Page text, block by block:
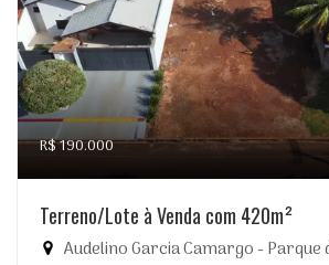
R$ 190.000
Terreno/Lote à Venda com 420m²
Audelino Garcia Camargo - Parque dos